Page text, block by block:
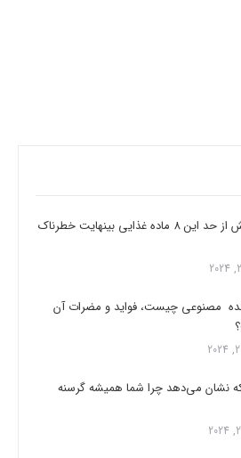
مصرف بیش از حد این 8 ماده غذایی بینهایت خطرناک
مصنوعی چیست، فواید و مضرات آن
که نشان می‌دهد چرا شما همیشه گرسنه